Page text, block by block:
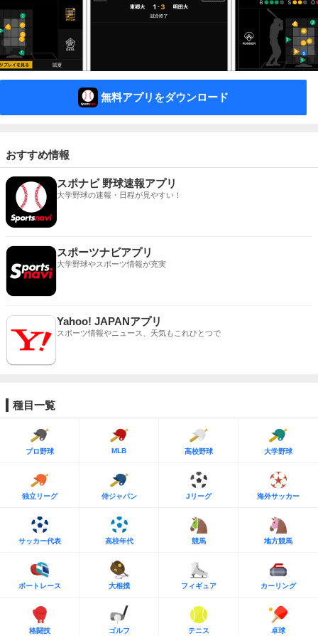
無料アプリをダウンロード
おすすめ情報
スポナビ 野球速報アプリ
大学野球の速報・日程が見やすい！
スポーツナビアプリ
大学野球やスポーツ情報が充実
Yahoo! JAPANアプリ
スポーツ情報やニュース、天気もこれひとつで
種目一覧
プロ野球 MLB 高校野球 大学野球
独立リーグ 侍ジャパン Jリーグ 海外サッカー
サッカー代表 高校年代 競馬 地方競馬
ボートレース 大相撲 フィギュア カーリング
格闘技 ゴルフ テニス 卓球